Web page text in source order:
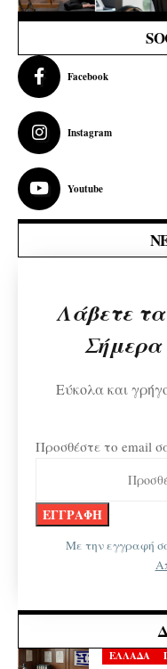
Facebook
Instagram
Youtube
Λάβετε
Σήμερα
Εύκολα και
Προσθέστε το email
Με την εγγραφή
ΕΛΛΑΔΑ